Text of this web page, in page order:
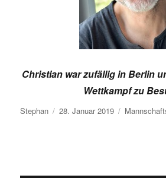
Christian war zufällig in Berlin
Wettkampf zu
Autor
Stephan Veröffentlicht
28. Januar 2019 Kategorien